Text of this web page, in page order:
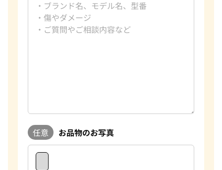
任意 お品物のお写真